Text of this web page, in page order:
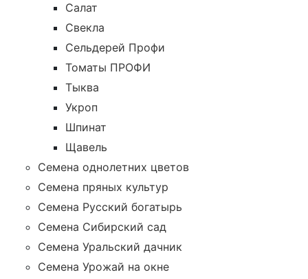
Салат
Свекла
Сельдерей Профи
Томаты ПРОФИ
Тыква
Укроп
Шпинат
Щавель
Семена однолетних цветов
Семена пряных культур
Семена Русский богатырь
Семена Сибирский сад
Семена Уральский дачник
Семена Урожай на окне